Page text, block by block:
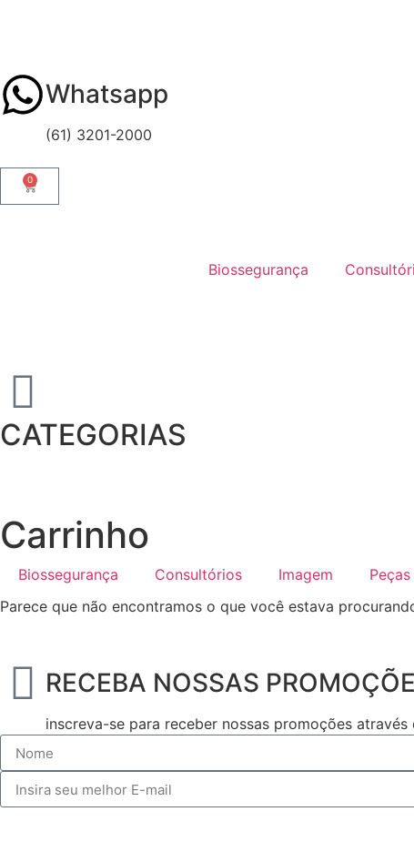
Whatsapp
(61) 3201-2000
0
Biossegurança
CATEGORIAS
Carrinho
Biossegurança Consultórios Imagem
Parece que não encontramos o que você estava
RECEBA NOSSAS
inscreva-se para receber nossas promoções